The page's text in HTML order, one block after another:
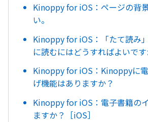
Kinoppy for iOS：ページの背
い。
Kinoppy for iOS：「たて読み
に読むにはどうすればよいです
Kinoppy for iOS：Kinoppyに
げ機能はありますか？
Kinoppy for iOS：電子書籍の
ますか？［iOS］